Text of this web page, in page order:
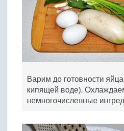
Варим до готовности
кипящей воде).
немногочисленные